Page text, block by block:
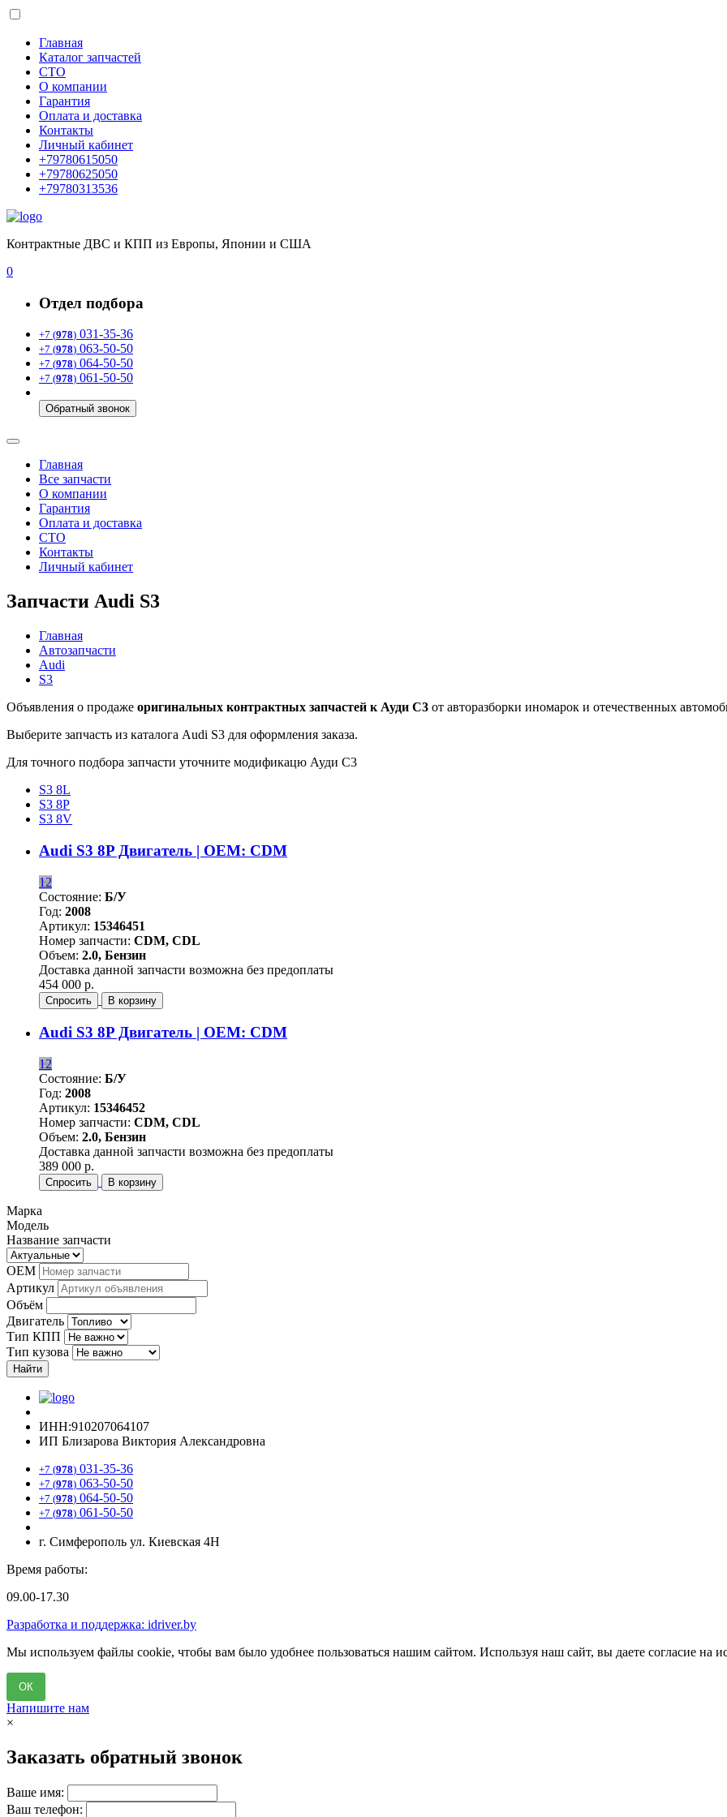
Главная
Каталог запчастей
СТО
О компании
Гарантия
Оплата и доставка
Контакты
Личный кабинет
+79780615050
+79780625050
+79780313536
Контрактные ДВС и КПП из Европы, Японии и США
0
Отдел подбора
+7 (978) 031-35-36
+7 (978) 063-50-50
+7 (978) 064-50-50
+7 (978) 061-50-50
Обратный звонок
Главная
Все запчасти
О компании
Гарантия
Оплата и доставка
СТО
Контакты
Личный кабинет
Запчасти Audi S3
Главная
Автозапчасти
Audi
S3
Объявления о продаже оригинальных контрактных запчастей к Ауди С3 от авторазборки иномарок и отечественных
Выберите запчасть из каталога Audi S3 для оформления заказа.
Для точного подбора запчасти уточните модификацю Ауди С3
S3 8L
S3 8P
S3 8V
Audi S3 8P Двигатель | OEM: CDM
12
Состояние: Б/У
Год: 2008
Артикул: 15346451
Номер запчасти: CDM, CDL
Объем: 2.0, Бензин
Доставка данной запчасти возможна без предоплаты
454 000 р.
Спросить В корзину
Audi S3 8P Двигатель | OEM: CDM
12
Состояние: Б/У
Год: 2008
Артикул: 15346452
Номер запчасти: CDM, CDL
Объем: 2.0, Бензин
Доставка данной запчасти возможна без предоплаты
389 000 р.
Спросить В корзину
Марка
Модель
Название запчасти
OEM
Артикул
Объём
Двигатель
Тип КПП
Тип кузова
Найти
ИНН:910207064107
ИП Близарова Виктория Александровна
+7 (978) 031-35-36
+7 (978) 063-50-50
+7 (978) 064-50-50
+7 (978) 061-50-50
г. Симферополь ул. Киевская 4Н
Время работы:
09.00-17.30
Разработка и поддержка: idriver.by
Мы используем файлы cookie, чтобы вам было удобнее пользоваться нашим сайтом. Используя наш сайт, вы даете согласие на
ОК
Напишите нам
×
Заказать обратный звонок
Ваше имя:
Ваш телефон: